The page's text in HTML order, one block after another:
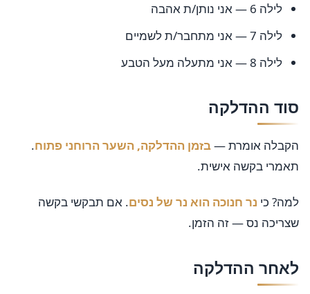
לילה 6 — אני נותן/ת אהבה
לילה 7 — אני מתחבר/ת לשמיים
לילה 8 — אני מתעלה מעל הטבע
סוד ההדלקה
הקבלה אומרת —בזמן ההדלקה, השער הרוחני פתוח.
תאמרי בקשה אישית.
למה? כי נר חנוכה הוא נר של נסים. אם תבקשי בקשה
שצריכה נס — זה הזמן.
לאחר ההדלקה